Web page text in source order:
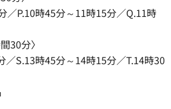
／P.10時45分～11時15分／Q.11時
30分〉
／S.13時45分～14時15分／T.14時30